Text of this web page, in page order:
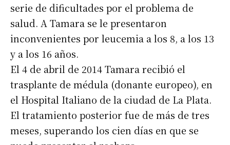
serie de dificultades por el problema de
salud. A Tamara se le presentaron
inconvenientes por leucemia a los 8, a los 13
y a los 16 años.
El 4 de abril de 2014 Tamara recibió el
trasplante de médula (donante europeo), en
el Hospital Italiano de la ciudad de La Plata.
El tratamiento posterior fue de más de tres
meses, superando los cien días en que se